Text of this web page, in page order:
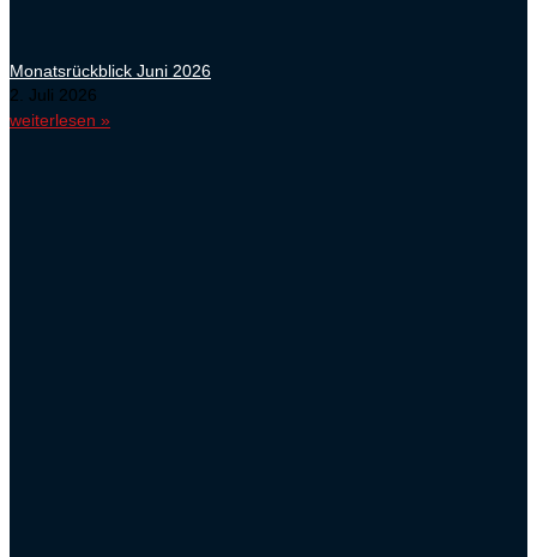
Monatsrückblick Juni 2026
2. Juli 2026
weiterlesen »